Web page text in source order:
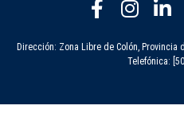
Dirección: Zona Libre de Colón, Provincia
Telefónica: